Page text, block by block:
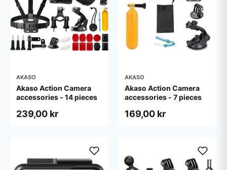
AKASO
Akaso Action Camera
accessories - 14 pieces
239,00 kr
AKASO
Akaso Action Camera
accessories - 7 pieces
169,00 kr